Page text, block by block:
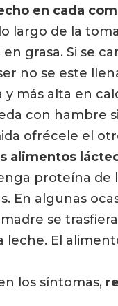
en cada
largo de la
grasa. Si se
no se este
y más alta en
con hambre
ofrécele el
alimentos
proteína de
En algunas
se
leche. El
los síntomas,